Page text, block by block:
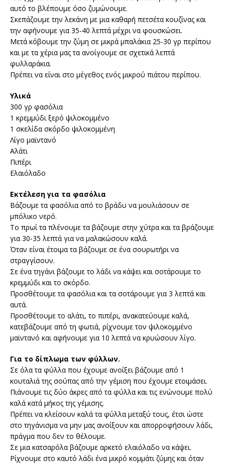
αυτό το βλέπουμε όσο ζυμώνουμε.
Σκεπάζουμε την λεκάνη με μια καθαρή πετσέτα κουζίνας και
την αφήνουμε για 35-40 λεπτά μέχρι να φουσκώσει.
Μετά κόβουμε την ζύμη σε μικρά μπαλάκια 25-30 γρ περίπου
και με τα χέρια μας τα ανοίγουμε σε σχετικά λεπτά
φυλλαράκια.
Πρέπει να είναι στο μέγεθος ενός μικρού πιάτου περίπου.
Υλικά
300 γρ φασόλια
1 κρεμμύδι ξερό ψιλοκομμένο
1 σκελίδα σκόρδο ψιλοκομμένη
Λίγο μαϊντανό
Αλάτι
Πιπέρι
Ελαιόλαδο
Εκτέλεση για τα φασόλια
Βάζουμε τα φασόλια από το βράδυ να μουλιάσουν σε
μπόλικο νερό.
Το πρωί τα πλένουμε τα βάζουμε στην χύτρα και τα βράζουμε
για 30-35 λεπτά για να μαλακώσουν καλά.
Όταν είναι έτοιμα τα βάζουμε σε ένα σουρωτήρι να
στραγγίσουν.
Σε ένα τηγάνι βάζουμε το λάδι να κάψει και σοτάρουμε το
κρεμμύδι και το σκόρδο.
Προσθέτουμε τα φασόλια και τα σοτάρουμε για 3 λεπτά και
αυτά.
Προσθέτουμε το αλάτι, το πιπέρι, ανακατεύουμε καλά,
κατεβάζουμε από τη φωτιά, ρίχνουμε τον ψιλοκομμένο
μαϊντανό και αφήνουμε για 10 λεπτά να κρυώσουν λίγο.
Για το δίπλωμα των φύλλων.
Σε όλα τα φύλλα που έχουμε ανοίξει βάζουμε από 1
κουταλιά της σούπας από την γέμιση που έχουμε ετοιμάσει.
Πιάνουμε τις δύο άκρες από τα φύλλα και τις ενώνουμε πολύ
καλά κατά μήκος της γέμισης.
Πρέπει να κλείσουν καλά τα φύλλα μεταξύ τους, έτσι ώστε
στο τηγάνισμα να μην μας ανοίξουν και απορροφήσουν λάδι,
πράγμα που δεν το θέλουμε.
Σε μια κατσαρόλα βάζουμε αρκετό ελαιόλαδο να κάψει.
Ρίχνουμε στο καυτό λάδι ένα μικρό κομμάτι ζύμης και όταν